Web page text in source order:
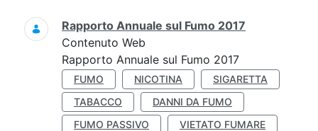
Rapporto Annuale sul Fumo 2017
Contenuto Web
Rapporto Annuale sul Fumo 2017
FUMO NICOTINA
SIGARETTA
TABACCO
DANNI DA FUMO
FUMO PASSIVO
VIETATO FUMARE